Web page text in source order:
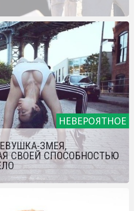
НЕВЕРОЯТНОЕ
ЗМЕЯ,
СВОЕЙ СПОСОБНОСТЬЮ